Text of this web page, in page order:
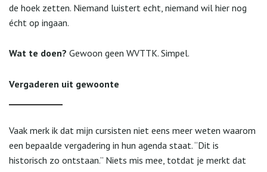
de hoek zetten. Niemand luistert echt, niemand wil hier nog
écht op ingaan.
Wat te doen? Gewoon geen WVTTK. Simpel.
Vergaderen uit gewoonte
Vaak merk ik dat mijn cursisten niet eens meer weten waarom
een bepaalde vergadering in hun agenda staat. “Dit is
historisch zo ontstaan.” Niets mis mee, totdat je merkt dat